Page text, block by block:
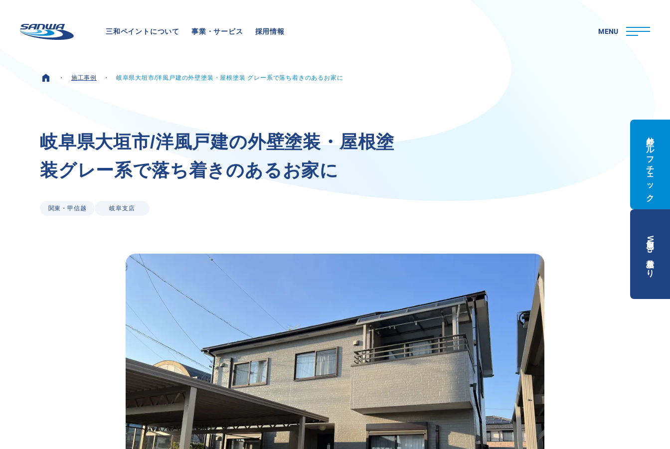
三和ペイントについて 事業・サービス 採用情報 MENU
三和ペイントについて
理念
代表メッセージ
拠点一覧
事業・サービス
外壁塗装
屋根塗装
採用情報
ニュース よくある質問 お問い合わせ
資料請求
簡単Web見積もり（無料）
現地診断見積もり（無料）
無料点検
施工パートナー募集
総合お問い合わせ
プライバシーポリシー コミュニティガイドライン AIポリシー 特定商取引法に基づく表記
施工事例 岐阜県大垣市/洋風戸建の外壁塗装・屋根塗装 グレー系で落ち着きのあるお家に
岐阜県大垣市/洋風戸建の外壁塗装 ・ 屋根塗
装グレー系で落ち着き のあるお家に
関東・甲信越 岐阜支店
外壁セルフチェック
簡単Web見積もり